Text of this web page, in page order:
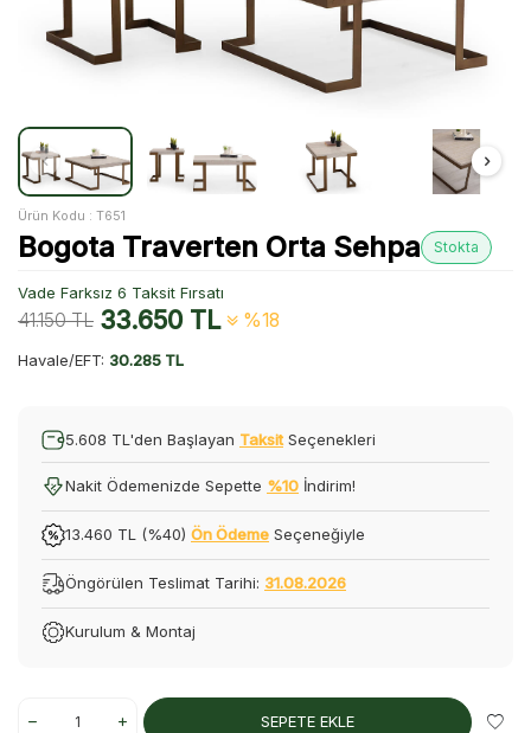
Ürün Kodu : T651
Bogota Traverten Orta Sehpa Stokta
Vade Farksız 6 Taksit Fırsatı
41.150TL 33.650TL %18
Havale/EFT: 30.285 TL
5.608 TL'den Başlayan Taksit Seçenekleri
Nakit Ödemenizde Sepette %10 İndirim!
13.460 TL (%40) Ön Ödeme Seçeneğiyle
Öngörülen Teslimat Tarihi: 31.08.2026
Kurulum & Montaj
SEPETE EKLE